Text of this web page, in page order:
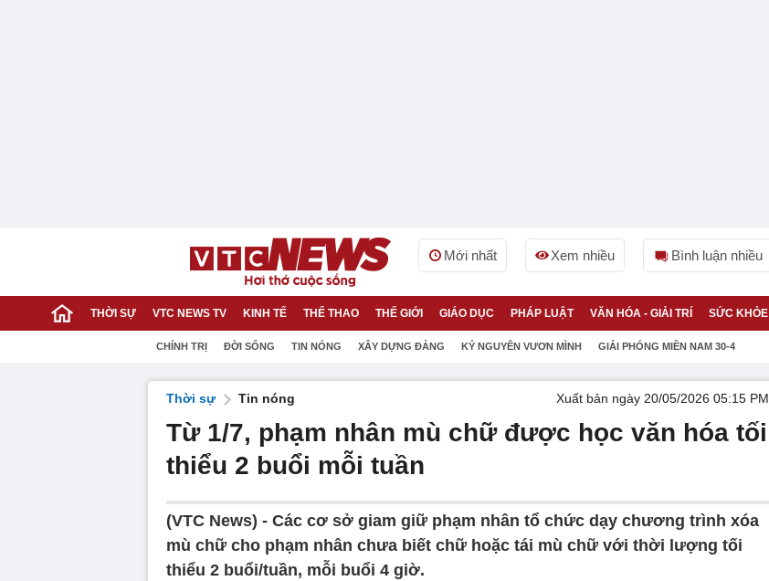
Mới nhất Xem nhiều Bình luận nhiều
THỜI SỰ VTC NEWS TV KINH TẾ THỂ THAO THẾ GIỚI GIÁO DỤC PHÁP LUẬT VĂN HÓA - GIẢI TRÍ SỨC KHỎE
CHÍNH TRỊ ĐỜI SỐNG TIN NÓNG XÂY DỰNG ĐẢNG KỶ NGUYÊN VƯƠN MÌNH GIẢI PHÓNG MIỀN NAM 30-4
Thời sự Tin nóng Xuất bản ngày 20/05/2026 05:15 PM
Từ 1/7, phạm nhân mù chữ được học văn hóa tối
thiểu 2 buổi mỗi tuần
(VTC News) - Các cơ sở giam giữ phạm nhân tổ chức dạy chương trình xóa
mù chữ cho phạm nhân chưa biết chữ hoặc tái mù chữ với thời lượng tối
thiểu 2 buổi/tuần, mỗi buổi 4 giờ.